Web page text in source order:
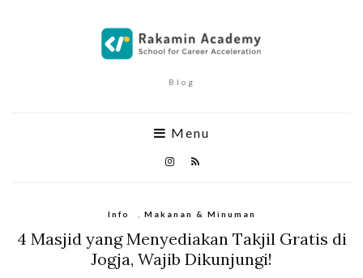
Blog
Menu
Info Makanan & Minuman
4 Masjid yang Menyediakan Takjil Gratis di
Jogja, Wajib Dikunjungi!